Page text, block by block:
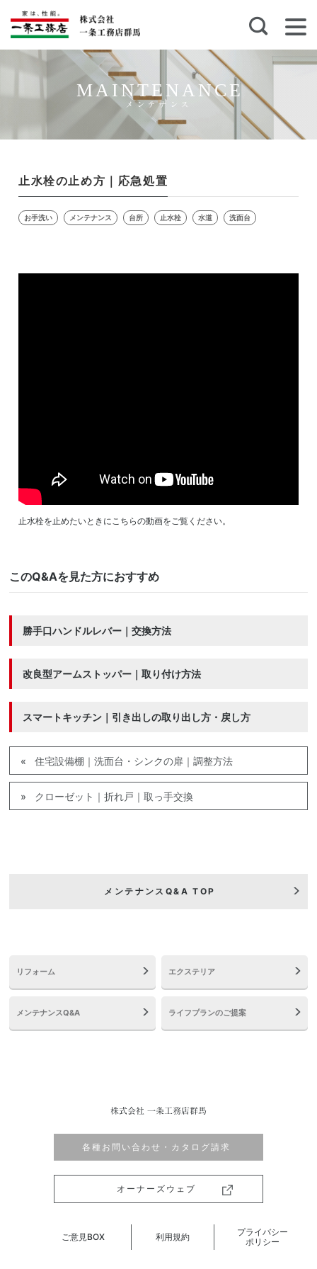
MAINTENANCE
メンテナンス
止水栓の止め方｜応急処置
お手洗い メンテナンス 台所 止水栓 水道 洗面台
gunma.com/public_html/wp-content/themes/customizy/single-
maintenance.php
止水栓を止めたいときにこちらの動画をご覧ください。
このQ&Aを見た方におすすめ
勝手口ハンドルレバー｜交換方法
改良型アームストッパー｜取り付け方法
スマートキッチン｜引き出しの取り出し方・戻し方
住宅設備棚｜洗面台・シンクの扉｜調整方法
クローゼット｜折れ戸｜取っ手交換
メンテナンスQ&A TOP
リフォーム エクステリア
メンテナンスQ&A ライフプランのご提案
株式会社 一条工務店群馬
各種お問い合わせ・カタログ請求
オーナーズウェブ
ご意見BOX 利用規約
プライバシー
ポリシー